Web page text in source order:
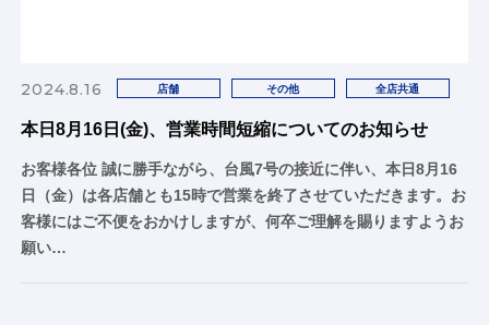
2024.8.16 店舗 その他 全店共通
本日8月16日(金)、営業時間短縮についてのお知らせ
お客様各位 誠に勝手ながら、台風7号の接近に伴い、本日8月16
日（金）は各店舗とも15時で営業を終了させていただきます。お
客様にはご不便をおかけしますが、何卒ご理解を賜りますようお
願い…